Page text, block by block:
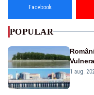
Facebook
POPULAR
în
1 aug.